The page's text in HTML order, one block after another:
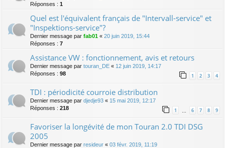
Réponses : 1
Quel est l'équivalent français de "Intervall-service" et
"Inspektions-service"?
Dernier message par fab01 « 20 juin 2019, 15:44
Réponses : 7
Assistance VW : fonctionnement, avis et retours
Dernier message par touran_DE « 12 juin 2019, 14:17
Réponses : 98 1 2 3 4
TDI : périodicité courroie distribution
Dernier message par djedje93 « 15 mai 2019, 12:17
Réponses : 218 1 6 7 8 9
Favoriser la longévité de mon Touran 2.0 TDI DSG
2005
Dernier message par resideur « 03 févr. 2019, 11:19